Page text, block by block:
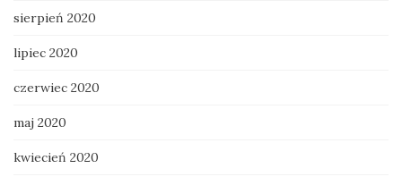
sierpień 2020
lipiec 2020
czerwiec 2020
maj 2020
kwiecień 2020